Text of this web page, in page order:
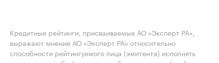
Кредитные рейтинги, присваиваемые АО «Эксперт РА»,
выражают мнение АО «Эксперт РА» относительно
способности рейтингуемого лица (эмитента) исполнять